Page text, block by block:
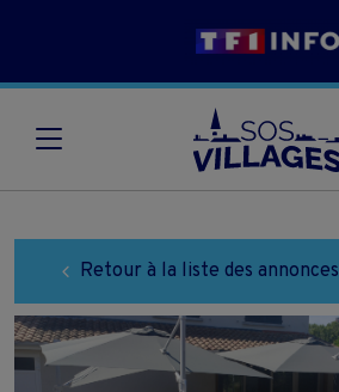
Retour à la liste des annonces